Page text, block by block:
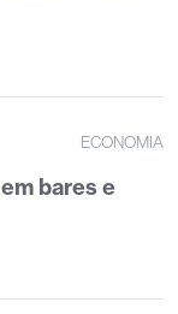
ECONOMIA
bares e